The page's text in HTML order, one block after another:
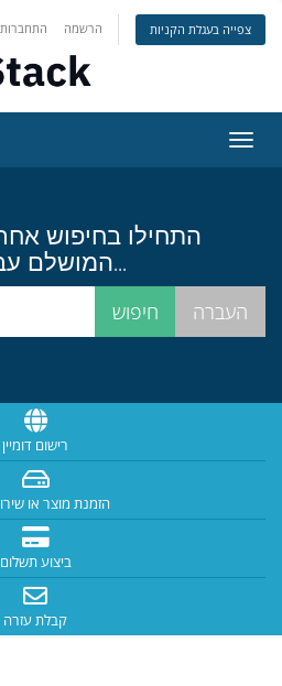
התחברות הרשמה צפייה בעגלת הקניות
ניווט
התחילו בחיפוש
המושלם עבורכם...
רישום דומיין
הזמנת מוצר או
ביצוע תשלום
קבלת עזרה